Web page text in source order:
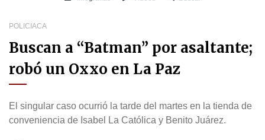
POLICIACA
Buscan a “Batman” por asaltante;
robó un Oxxo en La Paz
El singular caso ocurrió la tarde del martes en la tienda de
conveniencia de Isabel La Católica y Benito Juárez.